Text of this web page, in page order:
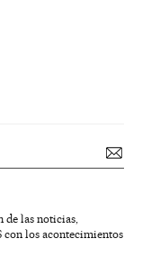
de las noticias,
con los acontecimientos